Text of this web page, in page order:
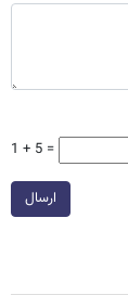
1 + 5 =
ارسال